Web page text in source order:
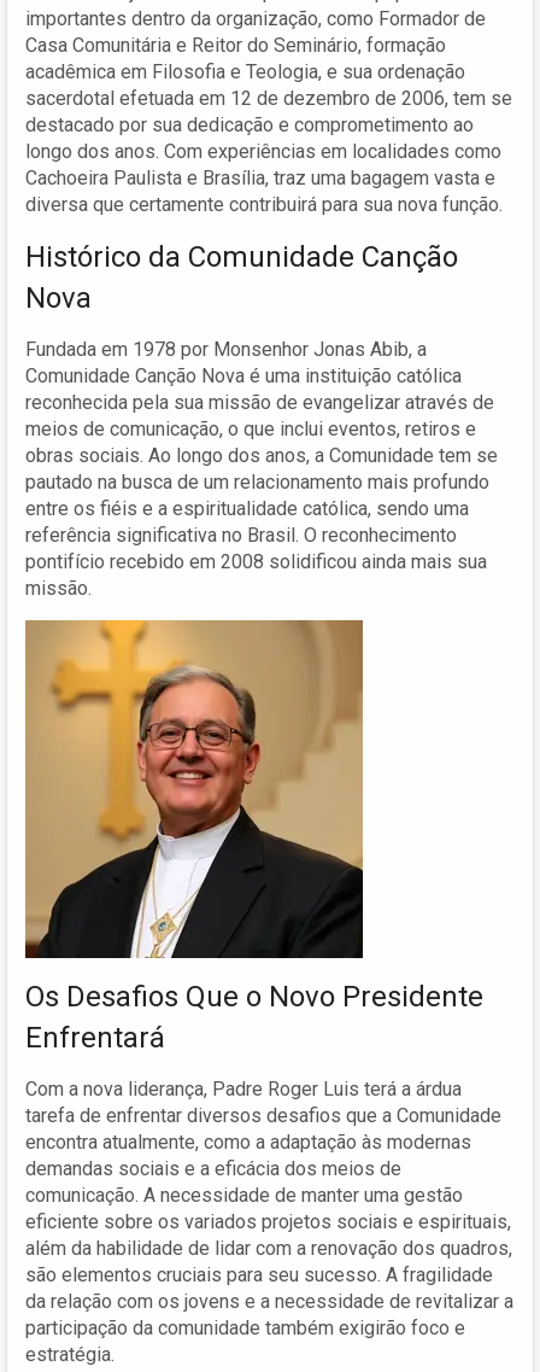
importantes dentro da organização, como Formador de
Casa Comunitária e Reitor do Seminário, formação
acadêmica em Filosofia e Teologia, e sua ordenação
sacerdotal efetuada em 12 de dezembro de 2006, tem se
destacado por sua dedicação e comprometimento ao
longo dos anos. Com experiências em localidades como
Cachoeira Paulista e Brasília, traz uma bagagem vasta e
diversa que certamente contribuirá para sua nova função.
Histórico da Comunidade Canção
Nova
Fundada em 1978 por Monsenhor Jonas Abib, a
Comunidade Canção Nova é uma instituição católica
reconhecida pela sua missão de evangelizar através de
meios de comunicação, o que inclui eventos, retiros e
obras sociais. Ao longo dos anos, a Comunidade tem se
pautado na busca de um relacionamento mais profundo
entre os fiéis e a espiritualidade católica, sendo uma
referência significativa no Brasil. O reconhecimento
pontifício recebido em 2008 solidificou ainda mais sua
missão.
Os Desafios Que o Novo Presidente
Enfrentará
Com a nova liderança, Padre Roger Luis terá a árdua
tarefa de enfrentar diversos desafios que a Comunidade
encontra atualmente, como a adaptação às modernas
demandas sociais e a eficácia dos meios de
comunicação. A necessidade de manter uma gestão
eficiente sobre os variados projetos sociais e espirituais,
além da habilidade de lidar com a renovação dos quadros,
são elementos cruciais para seu sucesso. A fragilidade
da relação com os jovens e a necessidade de revitalizar a
participação da comunidade também exigirão foco e
estratégia.